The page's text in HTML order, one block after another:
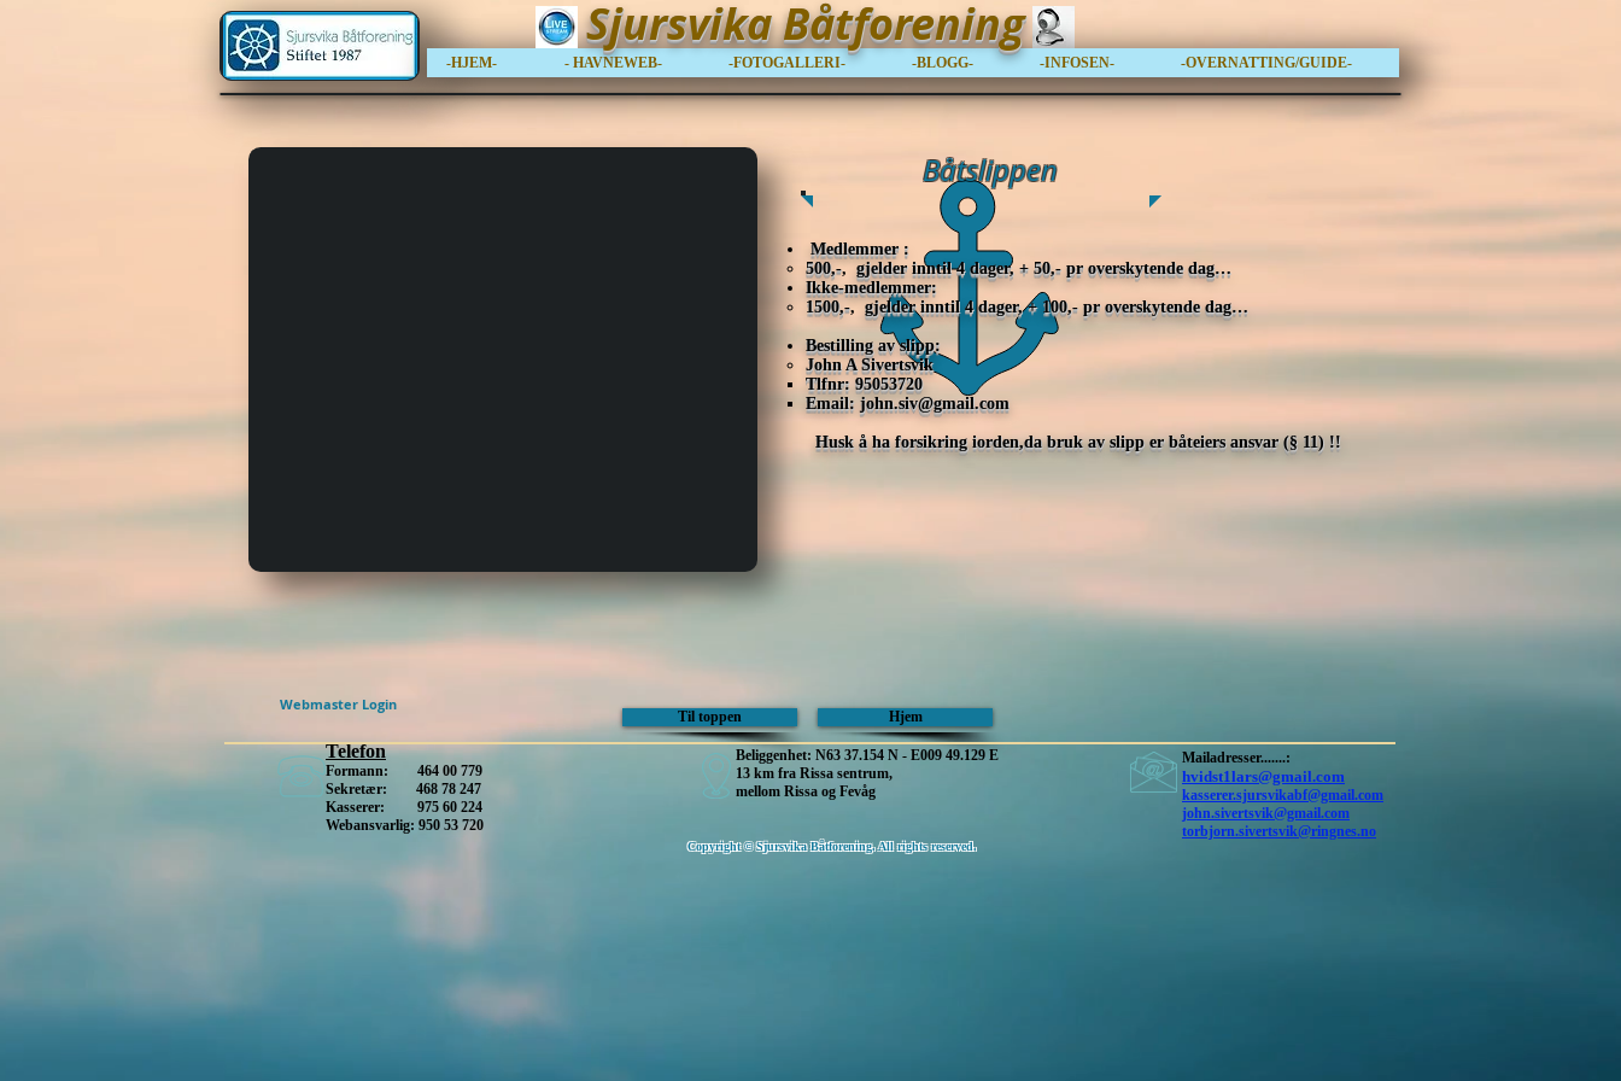
-HJEM- - HAVNEWEB- -FOTOGALLERI- -BLOGG- -INFOSEN- -OVERNATTING/GUIDE-
Båtslippen
Medlemmer :
500,-, gjelder inntil 4 dager, + 50,- pr overskytende dag…
Ikke-medlemmer:​
1500,-, gjelder inntil 4 dager, + 100,- pr overskytende dag…​
Bestilling av slipp:
John A Sivertsvik
Tlfnr: 95053720
Email: john.siv@gmail.com
Husk å ha forsikring iorden,da bruk av slipp er båteiers ansvar (§ 11) !!
Sjursvika Båtforening
Til toppen
Telefon
Formann: 464 00 779
Sekretær: 468 78 247
Kasserer: 975 60 224
Webansvarlig: 950 53 720
Beliggenhet: N63 37.154 N - E009 49.129 E
13 km fra Rissa sentrum,
mellom Rissa og Fevåg
Mailadresser.......:
hvidst1lars@gmail.com
kasserer.sjursvikabf@gmail.com
john.sivertsvik@gmail.com
torbjorn.sivertsvik@ringnes.no
Hjem
Webmaster Login
Copyright © Sjursvika Båtforening. All rights reserved.